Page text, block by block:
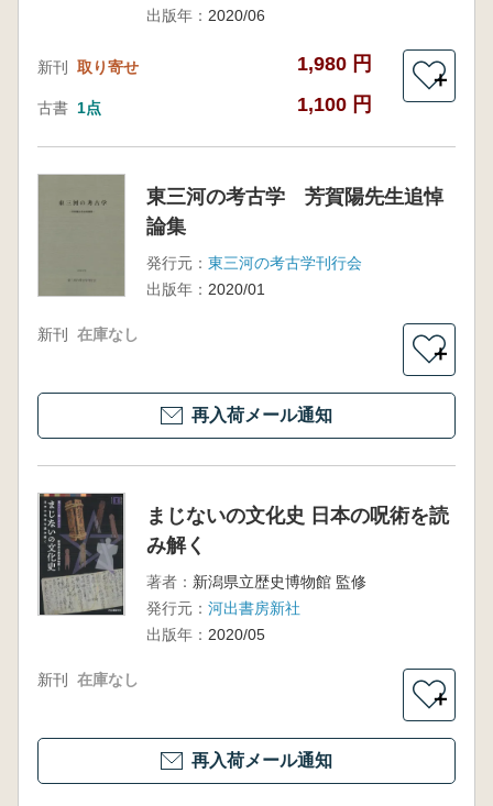
出版年： 2020/06
新刊 取り寄せ 1,980 円
古書 1点 1,100 円
＋
東三河の考古学 芳賀陽先生追悼
論集
発行元： 東三河の考古学刊行会
出版年： 2020/01
新刊 在庫なし
＋
再入荷メール通知
まじないの文化史 日本の呪術を読
み解く
著者： 新潟県立歴史博物館 監修
発行元： 河出書房新社
出版年： 2020/05
新刊 在庫なし
＋
再入荷メール通知